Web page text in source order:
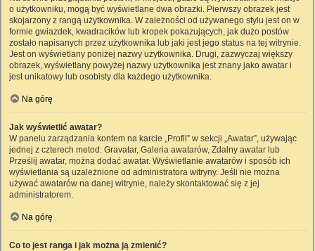
o użytkowniku, mogą być wyświetlane dwa obrazki. Pierwszy obrazek jest
skojarzony z rangą użytkownika. W zależności od używanego stylu jest on w
formie gwiazdek, kwadracików lub kropek pokazujących, jak dużo postów
zostało napisanych przez użytkownika lub jaki jest jego status na tej witrynie.
Jest on wyświetlany poniżej nazwy użytkownika. Drugi, zazwyczaj większy
obrazek, wyświetlany powyżej nazwy użytkownika jest znany jako awatar i
jest unikatowy lub osobisty dla każdego użytkownika.
Na górę
Jak wyświetlić awatar?
W panelu zarządzania kontem na karcie „Profil” w sekcji „Awatar”, używając
jednej z czterech metod: Gravatar, Galeria awatarów, Zdalny awatar lub
Prześlij awatar, można dodać awatar. Wyświetlanie awatarów i sposób ich
wyświetlania są uzależnione od administratora witryny. Jeśli nie można
używać awatarów na danej witrynie, należy skontaktować się z jej
administratorem.
Na górę
Co to jest ranga i jak można ją zmienić?